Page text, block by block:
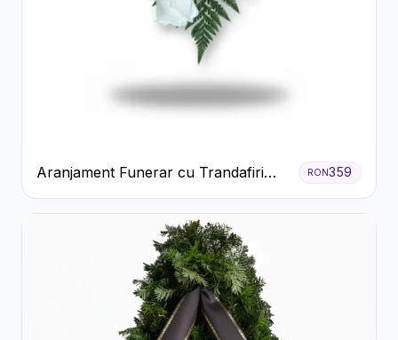
Aranjament Funerar cu Trandafiri
Albi Crizanteme Galbene și Crini
RON359